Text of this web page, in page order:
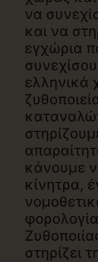
να
και να
εγχώρια
ελληνικά
κάνουμε
κίνητρα,
στηρίζει